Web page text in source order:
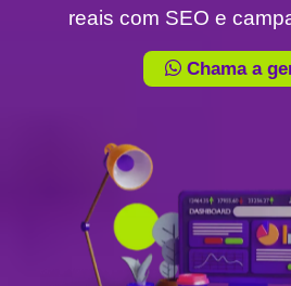
reais com SEO e
Chama a